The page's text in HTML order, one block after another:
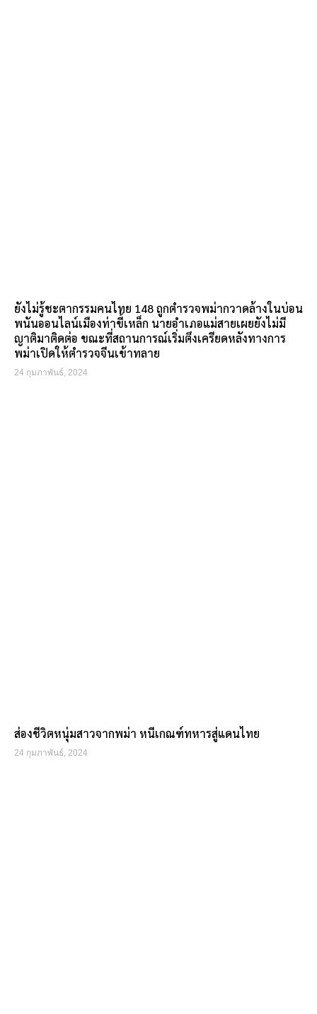
ยังไม่รู้ชะตากรรมคนไทย 148 ถูกตำรวจพม่ากวาดล้างในบ่อน
พนันออนไลน์เมืองท่าขี้เหล็ก นายอำเภอแม่สายเผยยังไม่มี
ญาติมาติดต่อ ขณะที่สถานการณ์เริ่มตึงเครียดหลังทางการ
พม่าเปิดให้ตำรวจจีนเข้าทลาย
24 กุมภาพันธ์, 2024
ส่องชีวิตหนุ่มสาวจากพม่า หนีเกณฑ์ทหารสู่แดนไทย
24 กุมภาพันธ์, 2024